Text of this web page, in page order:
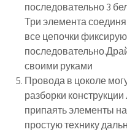
последовательно 3
Три элемента
все цепочки
своими руками
Провода в цоколе
разборки
припаять элементы
простую технику